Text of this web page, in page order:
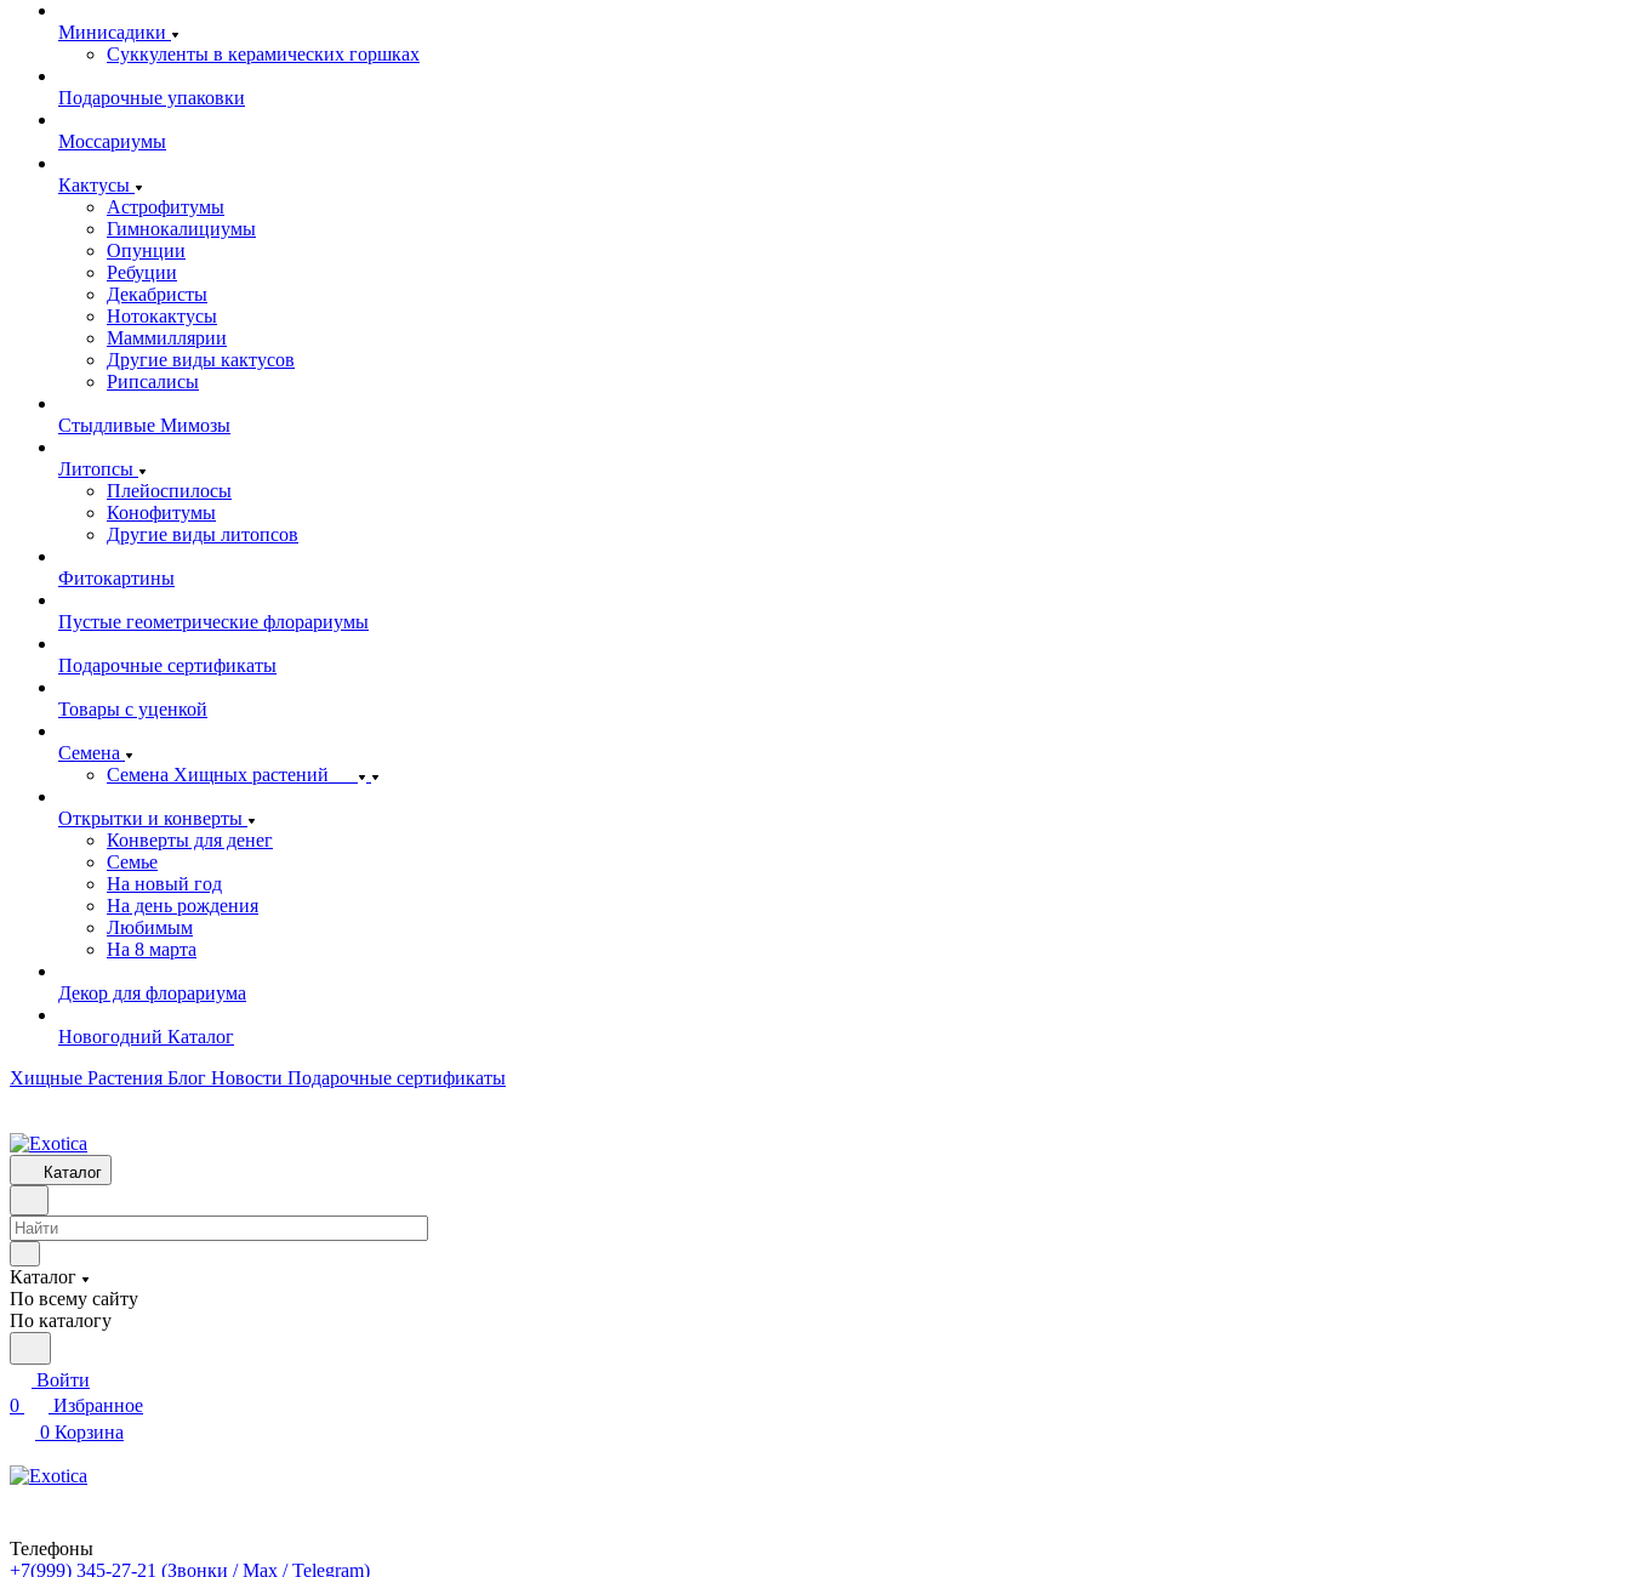
Минисадики
Суккуленты в керамических горшках
Подарочные упаковки
Моссариумы
Кактусы
Астрофитумы
Гимнокалициумы
Опунции
Ребуции
Декабристы
Нотокактусы
Маммиллярии
Другие виды кактусов
Рипсалисы
Стыдливые Мимозы
Литопсы
Плейоспилосы
Конофитумы
Другие виды литопсов
Фитокартины
Пустые геометрические флорариумы
Подарочные сертификаты
Товары с уценкой
Семена
Семена Хищных растений
Открытки и конверты
Конверты для денег
Семье
На новый год
На день рождения
Любимым
На 8 марта
Декор для флорариума
Новогодний Каталог
Хищные Растения Блог Новости Подарочные сертификаты
Каталог
Каталог
По всему сайту
По каталогу
Войти
0
Избранное
0 Корзина
Телефоны
+7(999) 345-27-21 (Звонки / Max / Telegram)